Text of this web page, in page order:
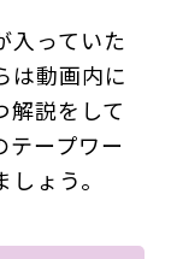
入っていた
は動画内に
解説をして
テープワー
ょう。